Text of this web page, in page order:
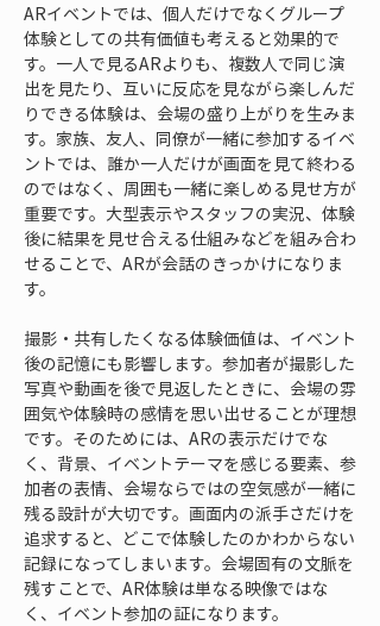
ARイベントでは、個人だけでなくグループ
体験としての共有価値も考えると効果的で
す。一人で見るARよりも、複数人で同じ演
出を見たり、互いに反応を見ながら楽しんだ
りできる体験は、会場の盛り上がりを生みま
す。家族、友人、同僚が一緒に参加するイベ
ントでは、誰か一人だけが画面を見て終わる
のではなく、周囲も一緒に楽しめる見せ方が
重要です。大型表示やスタッフの実況、体験
後に結果を見せ合える仕組みなどを組み合わ
せることで、ARが会話のきっかけになりま
す。
撮影・共有したくなる体験価値は、イベント
後の記憶にも影響します。参加者が撮影した
写真や動画を後で見返したときに、会場の雰
囲気や体験時の感情を思い出せることが理想
です。そのためには、ARの表示だけでな
く、背景、イベントテーマを感じる要素、参
加者の表情、会場ならではの空気感が一緒に
残る設計が大切です。画面内の派手さだけを
追求すると、どこで体験したのかわからない
記録になってしまいます。会場固有の文脈を
残すことで、AR体験は単なる映像ではな
く、イベント参加の証になります。